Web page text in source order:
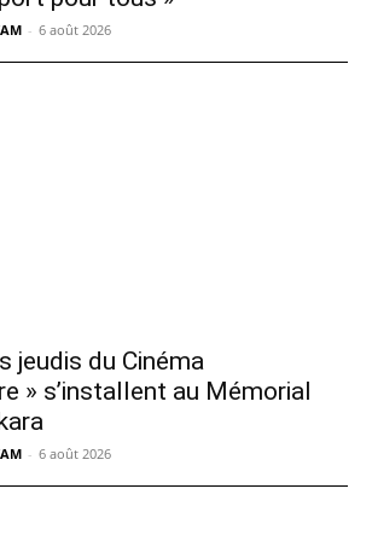
- 6 août 2026
jeudis du Cinéma
» s’installent au Mémorial
- 6 août 2026